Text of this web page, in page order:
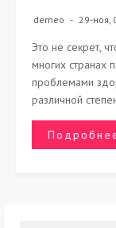
demeo 29-ноя,
Это не секрет,
многих странах
проблемами
различной